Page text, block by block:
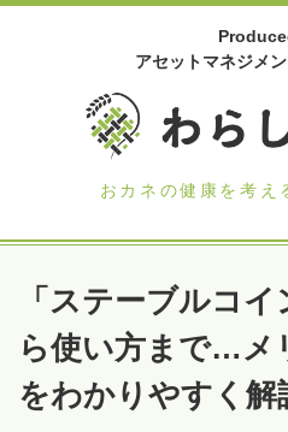
アセットマネジメ
おカネの健康を考え
「ステーブルコ
ら使い方まで…メ
をわかりやすく解